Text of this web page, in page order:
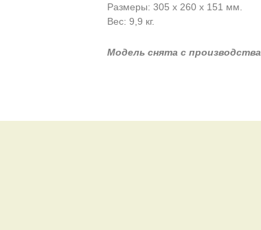
Размеры: 305 х 260 х 151 мм.
Вес: 9,9 кг.
Модель снята с производства